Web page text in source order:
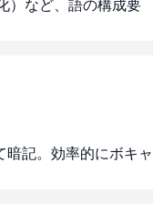
）など、語の構成要
暗記。効率的にボキャ